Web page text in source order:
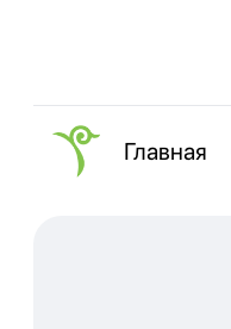
Главная